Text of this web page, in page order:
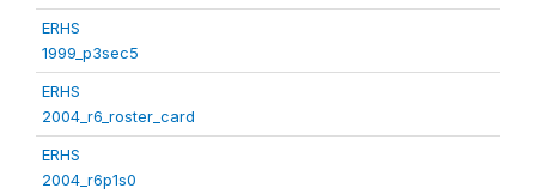
ERHS
1999_p3sec5
ERHS
2004_r6_roster_card
ERHS
2004_r6p1s0